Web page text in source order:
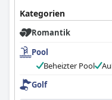
Kategorien
Romantik
Pool
Beheizter Pool
Golf